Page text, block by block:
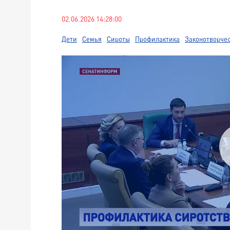
02.06.2026 14:28:00
Дети Семья Сироты Профилактика